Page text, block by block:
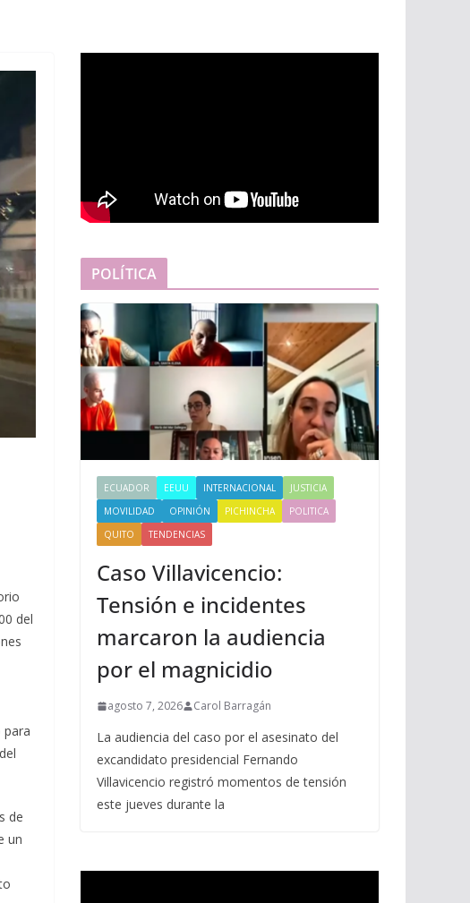
del
para
de
un
POLÍTICA
ECUADOR EEUU INTERNACIONAL
JUSTICIA
MOVILIDAD
OPINIÓN PICHINCHA
POLITICA
QUITO
TENDENCIAS
Caso Villavicencio:
Tensión e incidentes
marcaron la audiencia
por el magnicidio
agosto 7, 2026 Carol Barragán
La audiencia del caso por el asesinato del
excandidato presidencial Fernando
Villavicencio registró momentos de tensión
este jueves durante la